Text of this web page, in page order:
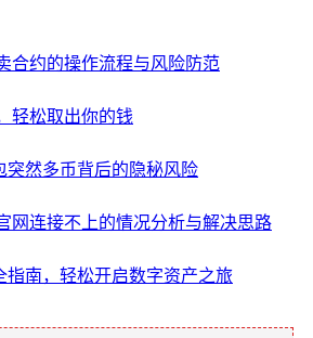
合约的操作流程与风险防范
轻松取出你的钱
突然多币背后的隐秘风险
网连接不上的情况分析与解决思路
指南，轻松开启数字资产之旅